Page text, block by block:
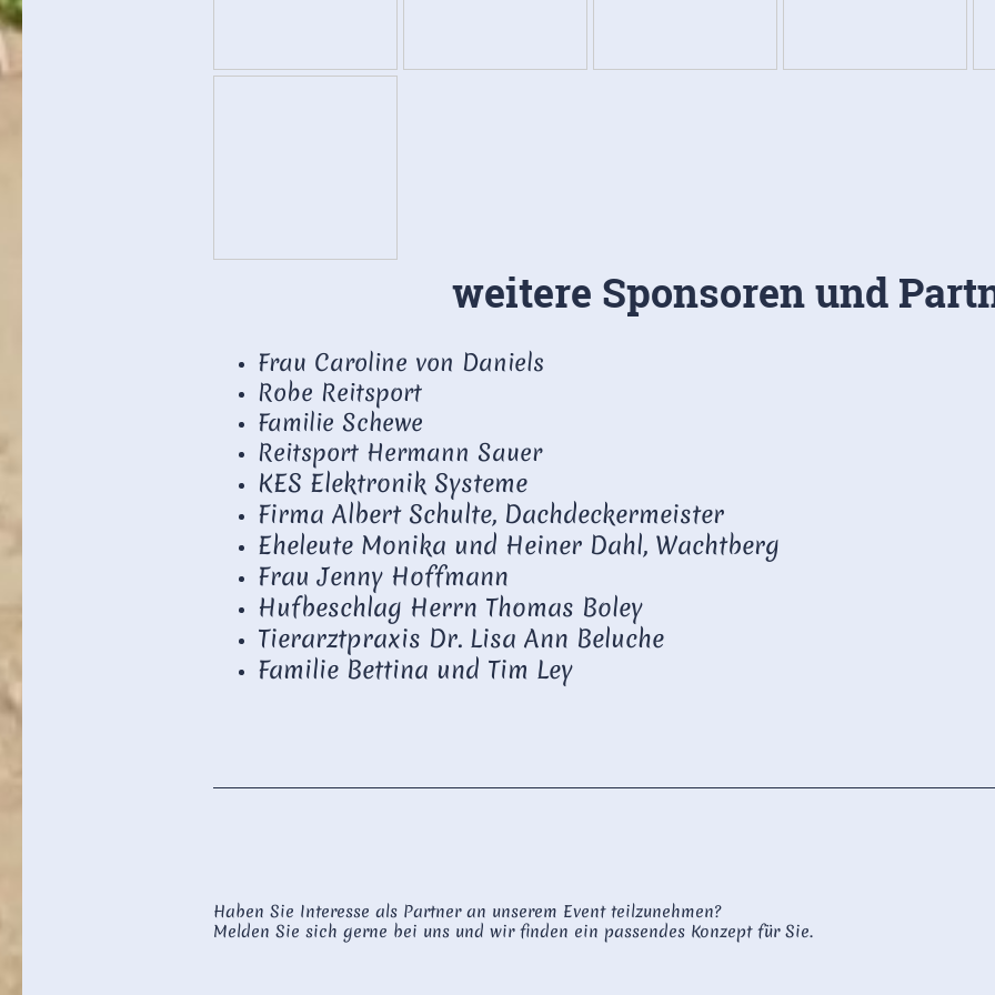
weitere Sponsoren und
Frau Caroline von Daniels
Robe Reitsport
Familie Schewe
Reitsport Hermann Sauer
KES Elektronik Systeme
Firma Albert Schulte, Dachdeckermeister
Eheleute Monika und Heiner Dahl, Wachtberg
Frau Jenny Hoffmann
Hufbeschlag Herrn Thomas Boley
Tierarztpraxis Dr. Lisa Ann Beluche
Familie Bettina und Tim Ley
Haben Sie Interesse als Partner an unserem Event teilzunehmen?
Melden Sie sich gerne bei uns und wir finden ein passendes Konzept für Sie.